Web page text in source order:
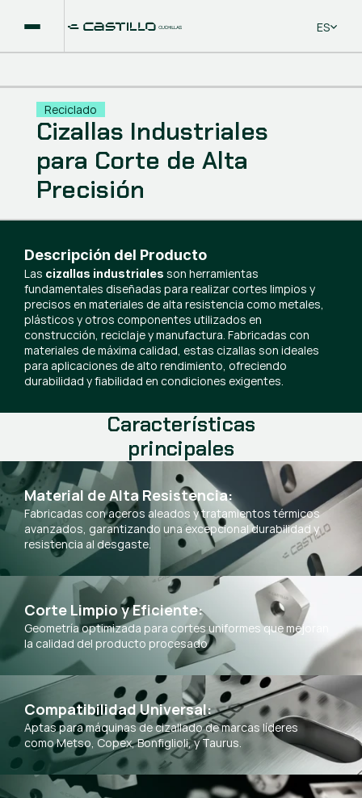
Select
ES
Descripción del Producto
Las cizallas industriales son herramientas
fundamentales diseñadas para realizar cortes limpios y
precisos en materiales de alta resistencia como metales,
plásticos y otros componentes utilizados en
construcción, reciclaje y manufactura. Fabricadas con
materiales de máxima calidad, estas cizallas son ideales
para aplicaciones de alto rendimiento, ofreciendo
durabilidad y fiabilidad en condiciones exigentes.
Cizallas Industriales
para Corte de Alta
Precisión
Reciclado
Características
principales
Material de Alta Resistencia:
Fabricadas con aceros aleados y tratamientos térmicos
avanzados, garantizando una excepcional durabilidad y
resistencia al desgaste.
Corte Limpio y Eficiente:
Geometría optimizada para cortes uniformes que mejoran
la calidad del producto procesado
Compatibilidad Universal:
Aptas para máquinas de cizallado de marcas líderes
como Metso, Copex, Bonfiglioli, y Taurus.